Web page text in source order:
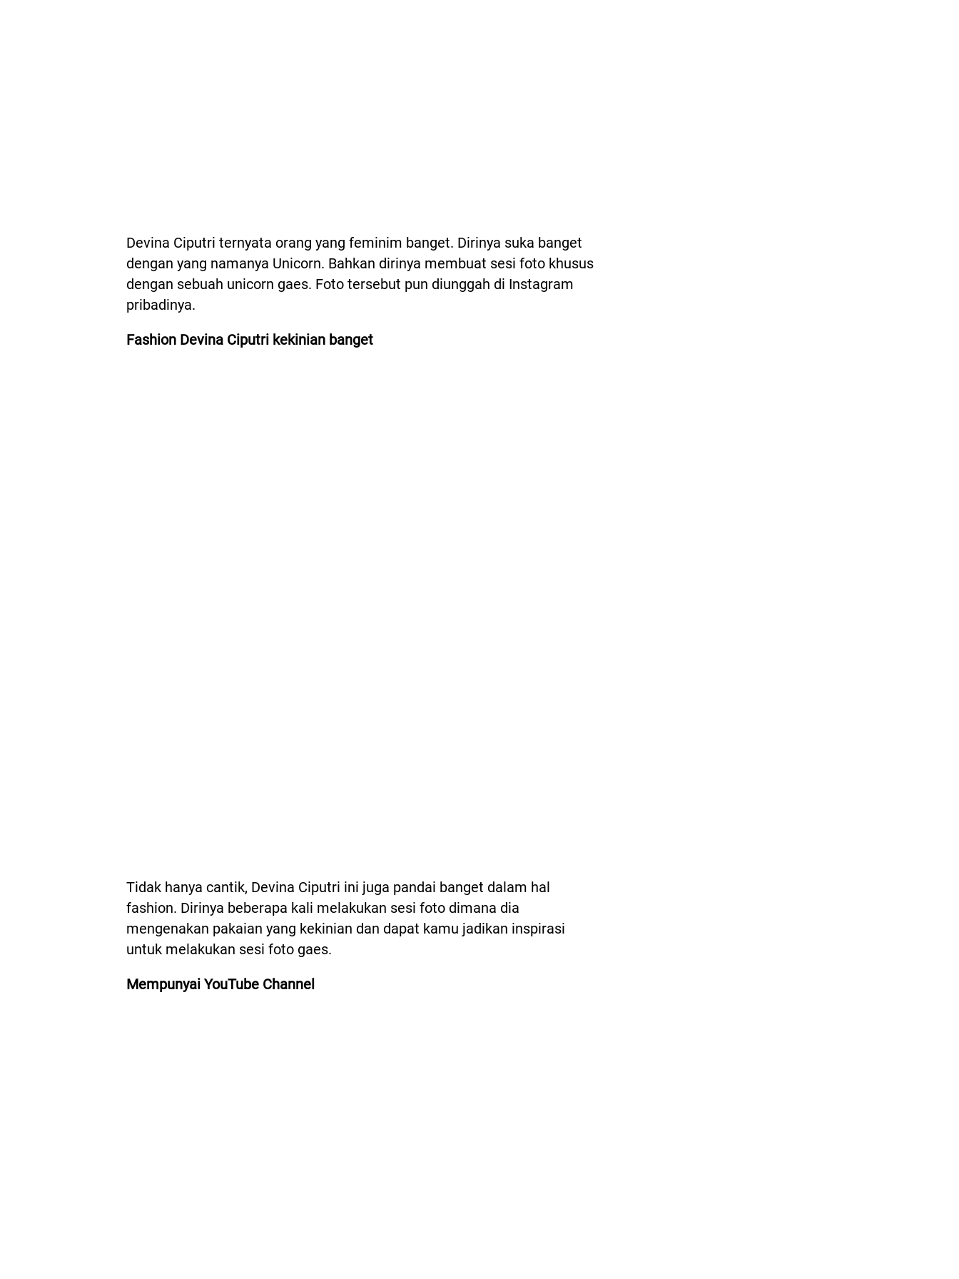
Devina Ciputri ternyata orang yang feminim banget. Dirinya suka banget
dengan yang namanya Unicorn. Bahkan dirinya membuat sesi foto khusus
dengan sebuah unicorn gaes. Foto tersebut pun diunggah di Instagram
pribadinya.
Fashion Devina Ciputri kekinian banget
Tidak hanya cantik, Devina Ciputri ini juga pandai banget dalam hal
fashion. Dirinya beberapa kali melakukan sesi foto dimana dia
mengenakan pakaian yang kekinian dan dapat kamu jadikan inspirasi
untuk melakukan sesi foto gaes.
Mempunyai YouTube Channel